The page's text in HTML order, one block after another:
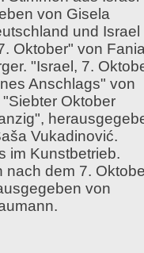
von Gisela
und Israel
Oktober" von
"Israel, 7.
Anschlags" von
Oktober
Vukadinović.
im Kunstbetrieb.
nach dem 7.
von